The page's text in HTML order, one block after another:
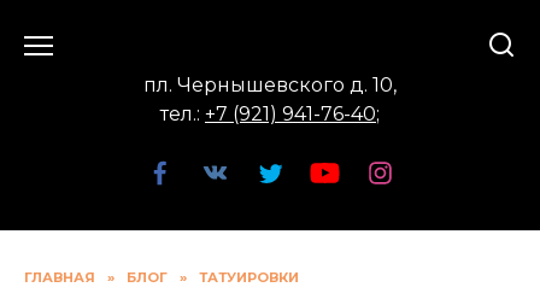
пл. Чернышевского д. 10,
тел.: +7 (921) 941-76-40;
ГЛАВНАЯ » БЛОГ » ТАТУИРОВКИ